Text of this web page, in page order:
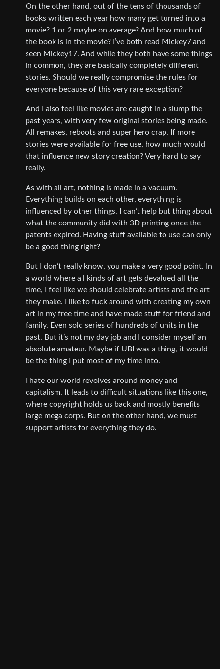
On the other hand, out of the tens of thousands of
books written each year how many get turned into a
movie? 1 or 2 maybe on average? And how much of
the book is in the movie? I’ve both read Mickey7 and
seen Mickey17. And while they both have some things
in common, they are basically completely different
stories. Should we really compromise the rules for
everyone because of this very rare exception?
And I also feel like movies are caught in a slump the
past years, with very few original stories being made.
All remakes, reboots and super hero crap. If more
stories were available for free use, how much would
that influence new story creation? Very hard to say
really.
As with all art, nothing is made in a vacuum.
Everything builds on each other, everything is
influenced by other things. I can’t help but thing about
what the community did with 3D printing once the
patents expired. Having stuff available to use can only
be a good thing right?
But I don’t really know, you make a very good point. In
a world where all kinds of art gets devalued all the
time, I feel like we should celebrate artists and the art
they make. I like to fuck around with creating my own
art in my free time and have made stuff for friend and
family. Even sold series of hundreds of units in the
past. But it’s not my day job and I consider myself an
absolute amateur. Maybe if UBI was a thing, it would
be the thing I put most of my time into.
I hate our world revolves around money and
capitalism. It leads to difficult situations like this one,
where copyright holds us back and mostly benefits
large mega corps. But on the other hand, we must
support artists for everything they do.